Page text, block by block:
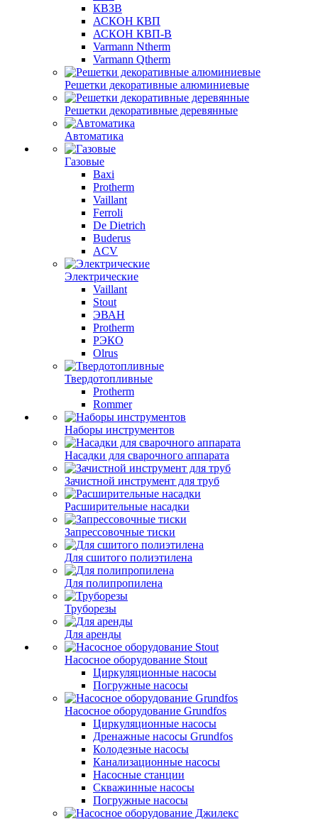
КВЗВ
АСКОН КВП
АСКОН КВП-В
Varmann Ntherm
Varmann Qtherm
Решетки декоративные алюминиевые
Решетки декоративные деревянные
Автоматика
Газовые
Baxi
Protherm
Vaillant
Ferroli
De Dietrich
Buderus
ACV
Электрические
Vaillant
Stout
ЭВАН
Protherm
РЭКО
Olrus
Твердотопливные
Protherm
Rommer
Наборы инструментов
Насадки для сварочного аппарата
Зачистной инструмент для труб
Расширительные насадки
Запрессовочные тиски
Для сшитого полиэтилена
Для полипропилена
Труборезы
Для аренды
Насосное оборудование Stout
Циркуляционные насосы
Погружные насосы
Насосное оборудование Grundfos
Циркуляционные насосы
Дренажные насосы Grundfos
Колодезные насосы
Канализационные насосы
Насосные станции
Скважинные насосы
Погружные насосы